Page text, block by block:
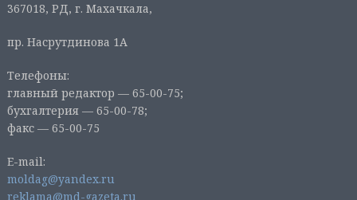
367018, РД, г. Махачкала,
пр. Насрутдинова 1А
Телефоны:
главный редактор — 65-00-75;
бухгалтерия — 65-00-78;
факс — 65-00-75
E-mail:
moldag@yandex.ru
reklama@md-gazeta.ru